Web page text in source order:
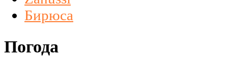
Бирюса
Погода